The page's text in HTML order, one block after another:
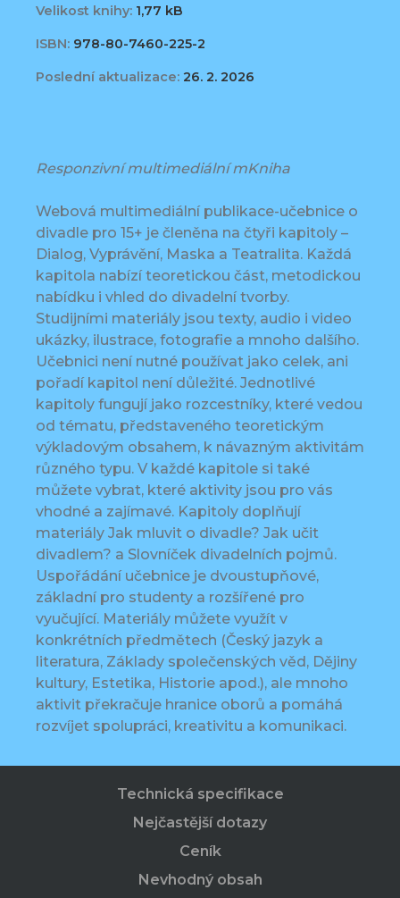
Velikost knihy: 1,77 kB
ISBN: 978-80-7460-225-2
Poslední aktualizace: 26. 2. 2026
Responzivní multimediální mKniha
Webová multimediální publikace-učebnice o
divadle pro 15+ je členěna na čtyři kapitoly –
Dialog, Vyprávění, Maska a Teatralita. Každá
kapitola nabízí teoretickou část, metodickou
nabídku i vhled do divadelní tvorby.
Studijními materiály jsou texty, audio i video
ukázky, ilustrace, fotografie a mnoho dalšího.
Učebnici není nutné používat jako celek, ani
pořadí kapitol není důležité. Jednotlivé
kapitoly fungují jako rozcestníky, které vedou
od tématu, představeného teoretickým
výkladovým obsahem, k návazným aktivitám
různého typu. V každé kapitole si také
můžete vybrat, které aktivity jsou pro vás
vhodné a zajímavé. Kapitoly doplňují
materiály Jak mluvit o divadle? Jak učit
divadlem? a Slovníček divadelních pojmů.
Uspořádání učebnice je dvoustupňové,
základní pro studenty a rozšířené pro
vyučující. Materiály můžete využít v
konkrétních předmětech (Český jazyk a
literatura, Základy společenských věd, Dějiny
kultury, Estetika, Historie apod.), ale mnoho
aktivit překračuje hranice oborů a pomáhá
rozvíjet spolupráci, kreativitu a komunikaci.
Technická specifikace
Nejčastější dotazy
Ceník
Nevhodný obsah